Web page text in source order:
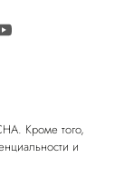
Кроме того,
и